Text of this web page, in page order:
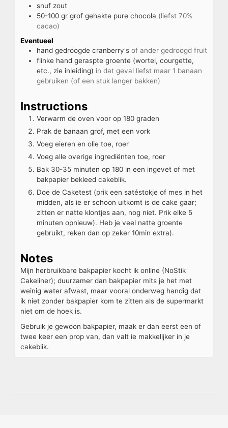
snuf zout
50-100 gr grof gehakte pure chocola (liefst 70%
cacao)
Eventueel
hand gedroogde cranberry's of ander gedroogd fruit
flinke hand geraspte groente (wortel, courgette,
etc., zie inleiding) in dat geval liefst maar 1 banaan
gebruiken (of een stuk langer bakken)
Instructions
Verwarm de oven voor op 180 graden
Prak de banaan grof, met een vork
Voeg eieren en olie toe, roer
Voeg alle overige ingrediënten toe, roer
Bak 30-35 minuten op 180 in een ingevet of met
bakpapier bekleed cakeblik.
Doe de Caketest (prik een satéstokje of mes in het
midden, als ie er schoon uitkomt is de cake gaar;
zitten er natte klontjes aan, nog niet. Prik elke 5
minuten opnieuw). Heb je veel natte groente
gebruikt, reken dan op zeker 10min extra).
Notes
Mijn herbruikbare bakpapier kocht ik online (NoStik
Cakeliner); duurzamer dan bakpapier mits je het met
weinig water afwast, maar vooral onderweg handig dat
ik niet zonder bakpapier kom te zitten als de supermarkt
niet om de hoek is.
Gebruik je gewoon bakpapier, maak er dan eerst een of
twee keer een prop van, dan valt ie makkelijker in je
cakeblik.